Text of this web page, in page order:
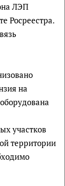
ЛЭП
Росреестра.
на
участков
территории